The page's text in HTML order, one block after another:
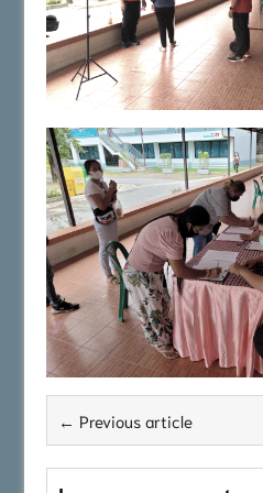
← Previous article